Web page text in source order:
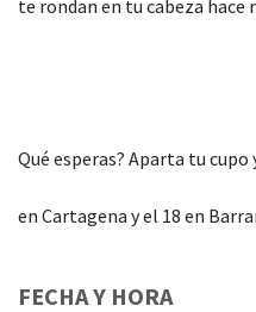
te rondan en tu cabeza hace
Qué esperas? Aparta tu cupo
en Cartagena y el 18 en
FECHA Y HORA